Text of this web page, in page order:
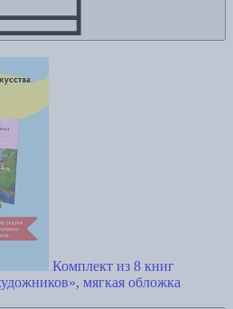
Комплект из 8 книг
мягкая обложка